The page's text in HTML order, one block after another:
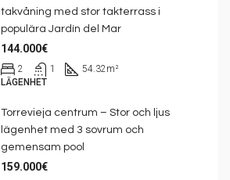
takvåning med stor takterrass i
populära Jardín del Mar
144.000€
2 1 54.32m²
LÄGENHET
Torrevieja centrum – Stor och ljus
lägenhet med 3 sovrum och
gemensam pool
159.000€